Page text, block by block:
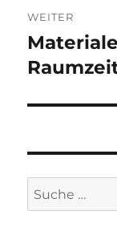
WEITER
Nächster
Beitrag:
Suche
nach: